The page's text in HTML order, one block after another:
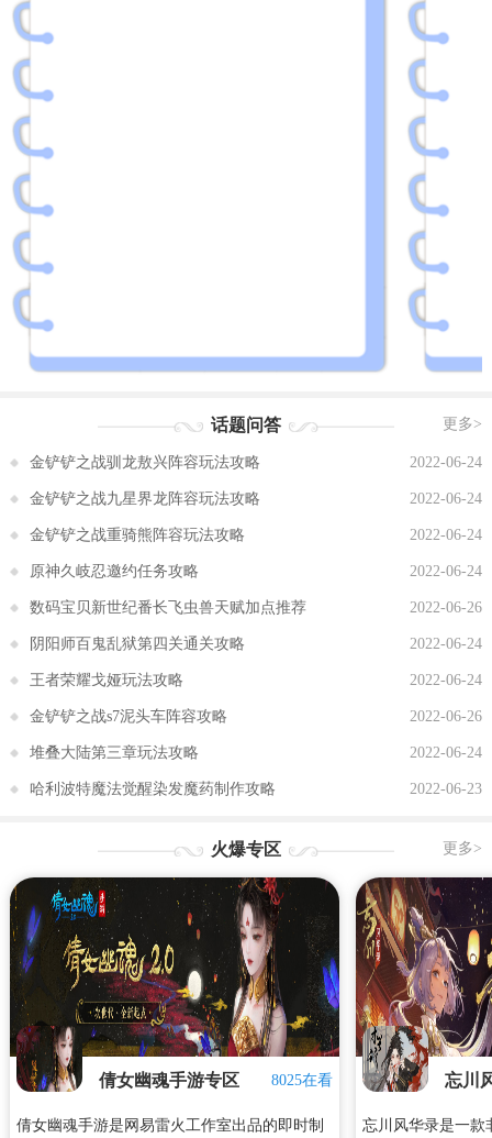
更多>
话题问答
2022-06-24
金铲铲之战驯龙敖兴阵容玩法攻略
2022-06-24
金铲铲之战九星界龙阵容玩法攻略
2022-06-24
金铲铲之战重骑熊阵容玩法攻略
2022-06-24
原神久岐忍邀约任务攻略
2022-06-26
数码宝贝新世纪番长飞虫兽天赋加点推荐
2022-06-24
阴阳师百鬼乱狱第四关通关攻略
2022-06-24
王者荣耀戈娅玩法攻略
2022-06-26
金铲铲之战s7泥头车阵容攻略
2022-06-24
堆叠大陆第三章玩法攻略
2022-06-23
哈利波特魔法觉醒染发魔药制作攻略
更多>
火爆专区
8025在看
倩女幽魂手游专区
倩女幽魂手游是网易雷火工作室出品的即时制
忘川
忘川风华录是一款